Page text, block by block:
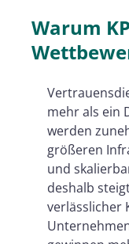
Warum
mehr als ein
werden
größeren
und
deshalb
verlässlicher